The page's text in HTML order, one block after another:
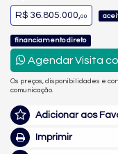
R$ 36.805.000,00
financiamento direto
Agendar Visita
Os preços, disponibilidades e
comunicação.
Adicionar aos
Imprimir